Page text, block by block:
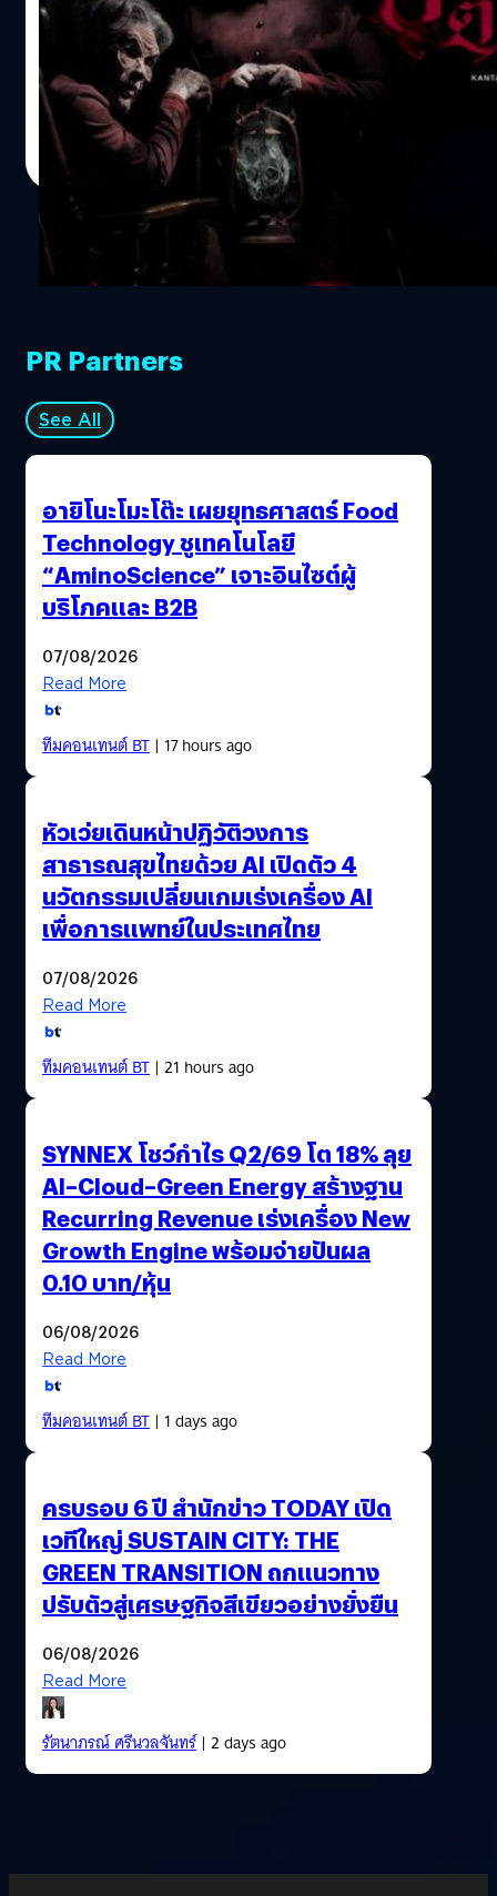
เคยจำบรรยากาศนอนตัวขดในผ้าห่ม เอานิ้วมือปิดตา ขนหัว
ลุกกับละครสั้นสยองขวัญที่มีผี หรือเหตุการณ์เหนือธรรมชาติ
ซึ่งน่ากลัวแบบไม่บันยะบันยัง ในช่วงรายการทีวีหลังละครภาค
ค่ำกันได้มั้ยครับ เมื่อก่อนนี่ฮิตมากพอถึงคืนวันอังคาร วันพุธ
ต้องจับกลุ่มเพื่อนหรือพี่น้องมาล้อมวงดูทุกสัปดาห์ บรรยากาศ
เหล่านั้นเริ่มห่างหายไป เพราะรายการเจ้าหลักในตอนนี้อย่าง
คนอวดผี ก็ยังไม่ตอบโจทย์ความน่ากลัวแบบเก่าๆได้พอ ปีนี้
ช่อง 7 สี ที่เคยมีผลงานรายการสยองขวัญที่เคยคุกคามหัวจิต
หัวใจคนดูในช่วงค่ำคืนหลังละครจบมาแล้ว ทั้งมิติลี้ลับ ชั่วโมง
พิศวง ซึ่งสืบสานรายการแนวเดียวกันระดับตำนานทั้งหลาย
อย่าง ชมรมขนหัวลุก อาถรรพ์วันอาทิตย์ เขย่าขวัญวันพุธ ด้วย
แห่ง กันตนา โมชั่น พิคเจอร์ส ที่เคยทำหนัง ห้องหุ่น มาแล้ว มา
ตอนที่ชื่อ ยายกะลา ตากะลี
https://www.youtube.com/watch?v=CUTFp93L3sg ยาย
กะลา ตากะลี เป็นชื่อของเจ้าที่เจ้าทางตามคติการนับถือผี
บรรพบุรุษของกลุ่มชนชาวไทดั้งเดิม ก่อนที่พุทธศาสนาจะเข้า
มาแพร่หลายในดินแดนแถบนี้ แต่เดิมเชื่อว่าเป็นผีผู้สร้างโลก
โดยทั้งคู่ได้ปั้นมนุษย์ขึ้นเป็นคู่แรก ต่อมาพอความเชื่อทางพุทธ
และพราห์มเข้ามาแทนที่ ทั้งสองจึงกลายเป็น ผีผู้คุมเหล่าผีทั้ง
หลายในป่าช้า หรือที่บางทีพวกหมอผีจะเรียกว่า นายป่าช้า
ยายกะลา ตากะลี จัดเป็นผีที่มีอิทธิพลสูงในทางไสยศาสตร์
ก่อนที่หมอผีจะเข้าไปทำกิจอันใดก็ตามในป่าช้า จะต้อง
บวงสรวงนายป่าช้าก่อนว่าจะยินยอมให้ทำกิจนั้นๆได้หรือไม่
(เช่น การขุดศพเพื่อเอาน้ำเหลืองศพไปทำน้ำมันพลาย
เป็นต้น) ถ้านายป่าช้าไม่ยอม หรือไม่พอใจในเครื่องเซ่นไหว้
หมอผีคนๆนั้นก็จะไม่สามารถทำพิธีต่อไปได้…
ธนพล น้อยชูชื่น | 3622 days ago
Read More
PR Partners
See All
อายิโนะโมะโต๊ะ เผยยุทธศาสตร์ Food
Technology ชูเทคโนโลยี
“AminoScience” เจาะอินไซต์ผู้
บริโภคและ B2B
07/08/2026
Read More
ทีมคอนเทนต์ BT| 17 hours ago
หัวเว่ยเดินหน้าปฏิวัติวงการ
สาธารณสุขไทยด้วย AI เปิดตัว 4
นวัตกรรมเปลี่ยนเกมเร่งเครื่อง AI
เพื่อการแพทย์ในประเทศไทย
07/08/2026
Read More
ทีมคอนเทนต์ BT| 21 hours ago
SYNNEX โชว์กำไร Q2/69 โต 18% ลุย
AI–Cloud–Green Energy สร้างฐาน
Recurring Revenue เร่งเครื่อง New
Growth Engine พร้อมจ่ายปันผล
0.10 บาท/หุ้น
06/08/2026
Read More
ทีมคอนเทนต์ BT| 1 days ago
ครบรอบ 6 ปี สำนักข่าว TODAY เปิด
เวทีใหญ่ SUSTAIN CITY: THE
GREEN TRANSITION ถกแนวทาง
ปรับตัวสู่เศรษฐกิจสีเขียวอย่างยั่งยืน
06/08/2026
Read More
รัตนาภรณ์ ศรีนวลจันทร์| 2 days ago